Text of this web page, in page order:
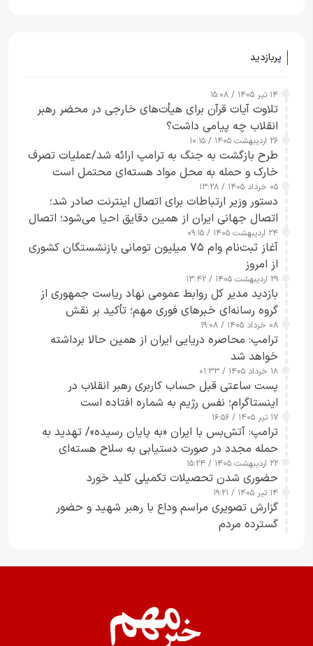
پربازدید
۱۴ تیر ۱۴۰۵ / ۱۵:۰۸
تلاوت آیات قرآن برای هیأت‌های خارجی در محضر رهبر
انقلاب چه پیامی داشت؟
۲۶ اردیبهشت ۱۴۰۵ / ۱۰:۱۵
طرح‌ بازگشت به جنگ به ترامپ ارائه شد/عملیات تصرف
خارک و حمله به محل مواد هسته‌ای محتمل است
۰۵ خرداد ۱۴۰۵ / ۱۳:۲۸
دستور وزیر ارتباطات برای اتصال اینترنت صادر شد؛
اتصال جهانی ایران از همین دقایق احیا می‌شود؛ اتصال
کامل مردم تا ۲۴ ساعت آینده
۲۴ اردیبهشت ۱۴۰۵ / ۰۹:۱۵
آغاز ثبت‌نام وام ۷۵ میلیون تومانی بازنشستگان کشوری
از امروز
۲۹ اردیبهشت ۱۴۰۵ / ۱۳:۴۲
بازدید مدیر کل روابط عمومی نهاد ریاست جمهوری از
گروه رسانه‌ای خبرهای فوری مهم؛ تأکید بر نقش
رسانه‌های هوشمند و مسئول در ارتقای آگاهی عمومی
۰۸ خرداد ۱۴۰۵ / ۱۹:۰۸
ترامپ: محاصره دریایی ایران از همین حالا برداشته
خواهد شد
۱۸ خرداد ۱۴۰۵ / ۰۱:۳۳
پست ساعتی قبل حساب کاربری رهبر انقلاب در
اینستاگرام؛ نفس رژیم به شماره افتاده است​
۱۷ تیر ۱۴۰۵ / ۱۶:۵۶
ترامپ: آتش‌بس با ایران «به پایان رسیده»/ تهدید به
حمله مجدد در صورت دستیابی به سلاح هسته‌ای
۲۲ اردیبهشت ۱۴۰۵ / ۱۵:۲۴
حضوری شدن تحصیلات تکمیلی کلید خورد
۱۴ تیر ۱۴۰۵ / ۱۹:۲۱
گزارش تصویری مراسم وداع با رهبر شهید و حضور
گسترده مردم